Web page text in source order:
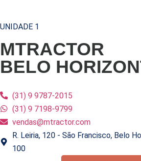
UNIDADE 1
MTRACTOR
BELO
(31) 9 9787-2015
(31) 9 7198-9799
vendas@mtractor.com
R. Leiria, 120 - São Francisco, Belo
100